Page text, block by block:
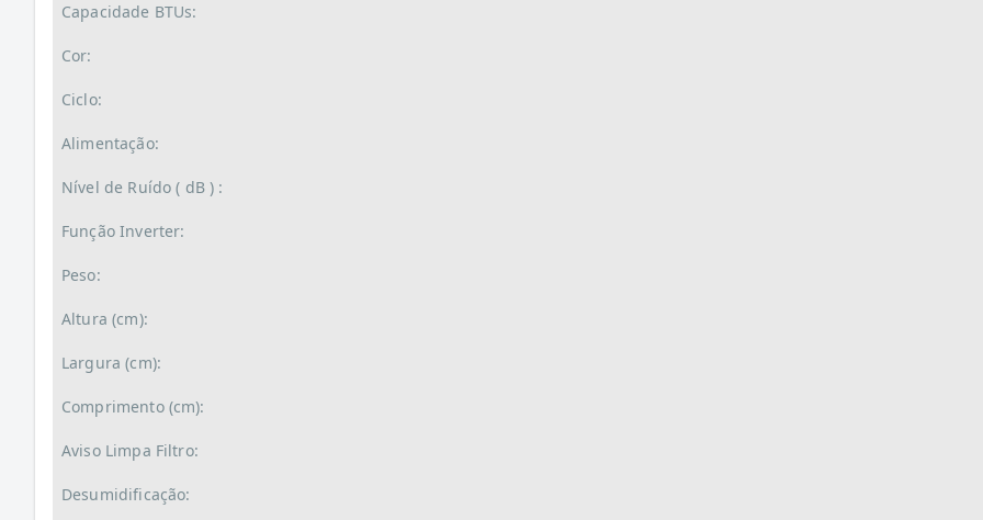
Capacidade BTUs:
Cor:
Ciclo:
Alimentação:
Nível de Ruído ( dB ) :
Função Inverter:
Peso:
Altura (cm):
Largura (cm):
Comprimento (cm):
Aviso Limpa Filtro:
Desumidificação: